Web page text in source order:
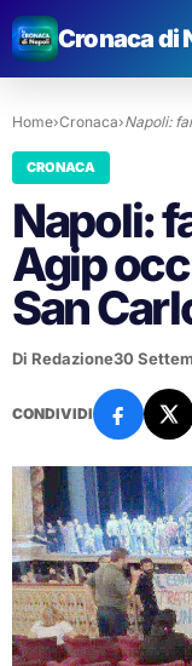
Cronaca di
Home›Cronaca›Napoli:
CRONACA
Napoli:
Agip
San
Di Redazione30
CONDIVIDI